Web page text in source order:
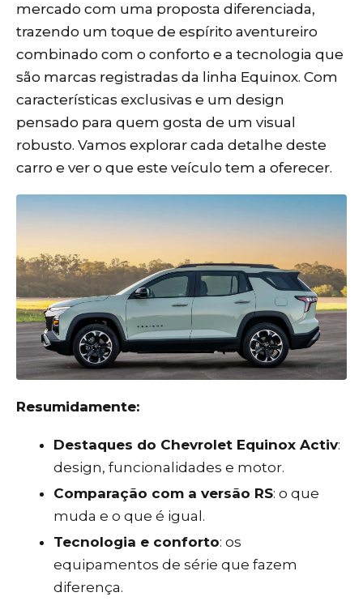
mercado com uma proposta diferenciada,
trazendo um toque de espírito aventureiro
combinado com o conforto e a tecnologia que
são marcas registradas da linha Equinox. Com
características exclusivas e um design
pensado para quem gosta de um visual
robusto. Vamos explorar cada detalhe deste
carro e ver o que este veículo tem a oferecer.
Resumidamente:
Destaques do Chevrolet Equinox Activ:
design, funcionalidades e motor.
Comparação com a versão RS: o que
muda e o que é igual.
Tecnologia e conforto: os
equipamentos de série que fazem
diferença.